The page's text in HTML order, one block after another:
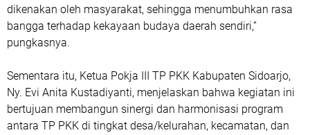
dikenakan oleh masyarakat, sehingga menumbuhkan rasa
bangga terhadap kekayaan budaya daerah sendiri,”
pungkasnya.
Sementara itu, Ketua Pokja III TP PKK Kabupaten Sidoarjo,
Ny. Evi Anita Kustadiyanti, menjelaskan bahwa kegiatan ini
bertujuan membangun sinergi dan harmonisasi program
antara TP PKK di tingkat desa/kelurahan, kecamatan, dan